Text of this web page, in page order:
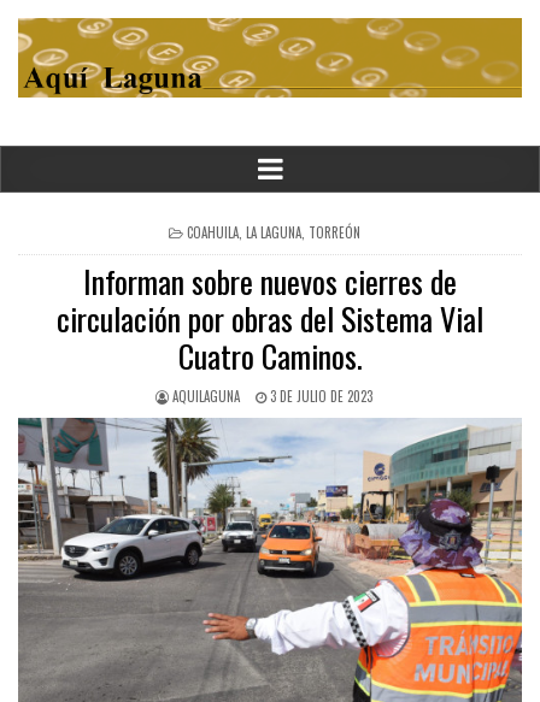
POSTED
IN
COAHUILA, LA LAGUNA, TORREÓN
Informan sobre nuevos cierres de
circulación por obras del Sistema Vial
Cuatro Caminos.
AQUILAGUNA 3 DE JULIO DE 2023